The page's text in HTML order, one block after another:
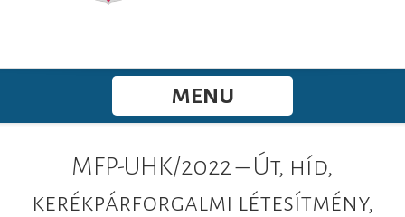
MENU
MFP-UHK/2022 – Út, híd,
kerékpárforgalmi létesítmény,